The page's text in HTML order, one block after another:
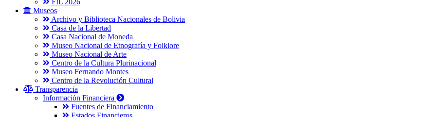
FIL 2026
Museos
Archivo y Biblioteca Nacionales de Bolivia
Casa de la Libertad
Casa Nacional de Moneda
Museo Nacional de Etnografía y Folklore
Museo Nacional de Arte
Centro de la Cultura Plurinacional
Museo Fernando Montes
Centro de la Revolución Cultural
Transparencia
Información Financiera
Fuentes de Financiamiento
Estados Financieros